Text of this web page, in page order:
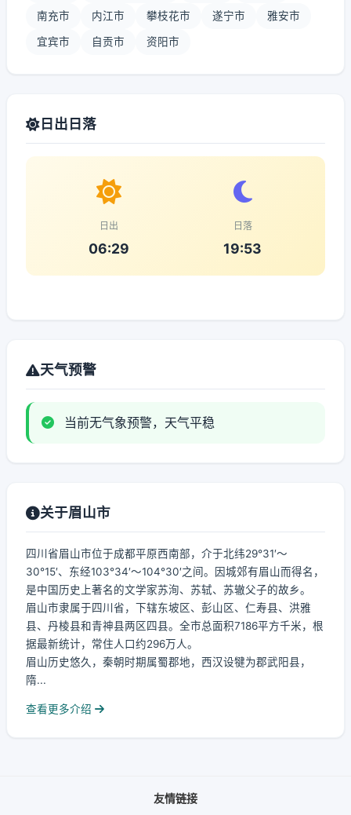
南充市 内江市 攀枝花市 遂宁市 雅安市
宜宾市 自贡市 资阳市
日出日落
日出
06:29
日落
19:53
天气预警
当前无气象预警，天气平稳
关于眉山市
四川省眉山市位于成都平原西南部，介于北纬29°31′～
30°15′、东经103°34′～104°30′之间。因城郊有眉山而得名，
是中国历史上著名的文学家苏洵、苏轼、苏辙父子的故乡。
眉山市隶属于四川省，下辖东坡区、彭山区、仁寿县、洪雅
县、丹棱县和青神县两区四县。全市总面积7186平方千米，根
据最新统计，常住人口约296万人。
眉山历史悠久，秦朝时期属蜀郡地，西汉设犍为郡武阳县，
隋...
查看更多介绍
友情链接